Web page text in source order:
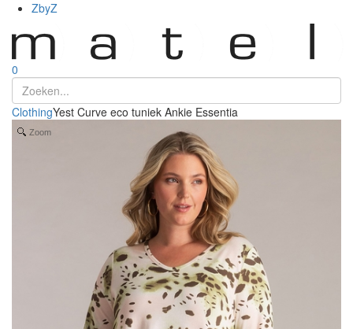
ZbyZ
0
ClothingYest Curve eco tuniek Ankie Essentia
Zoom